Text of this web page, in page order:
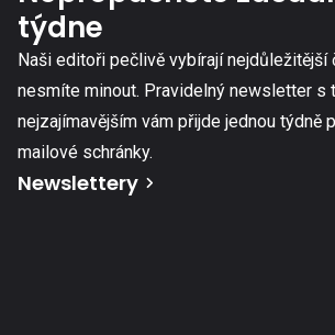
týdne
Naši editoři pečlivě vybírají nejdůležitější
nesmíte minout. Pravidelný newsletter s
nejzajímavějším vám přijde jednou týdně
mailové schránky.
Newslettery